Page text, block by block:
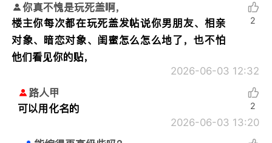
你真不愧是玩死盖啊，
楼主你每次都在玩死盖发帖说你男朋友、相亲
对象、暗恋对象、闺蜜怎么怎么地了，也不怕
他们看见你的贴，
2026-06-03 12:32
2
路人甲
可以用化名的
2026-06-03 13:20
2